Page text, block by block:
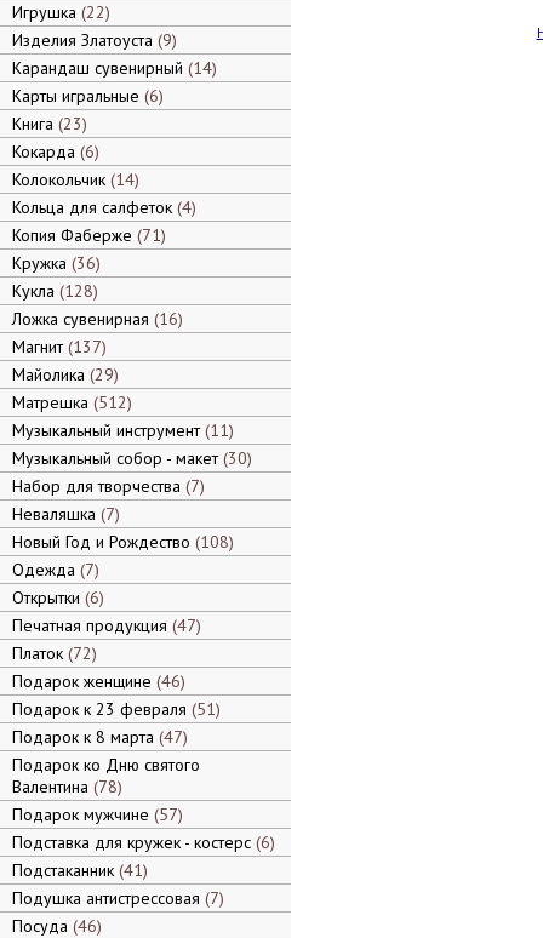
Игрушка 22
Изделия Златоуста 9
Карандаш сувенирный 14
Карты игральные 6
Книга 23
Кокарда 6
Колокольчик 14
Кольца для салфеток 4
Копия Фаберже 71
Кружка 36
Кукла 128
Ложка сувенирная 16
Магнит 137
Майолика 29
Матрешка 512
Музыкальный инструмент 11
Музыкальный собор - макет 30
Набор для творчества 7
Неваляшка 7
Новый Год и Рождество 108
Одежда 7
Открытки 6
Печатная продукция 47
Платок 72
Подарок женщине 46
Подарок к 23 февраля 51
Подарок к 8 марта 47
Подарок ко Дню святого
Валентина 78
Подарок мужчине 57
Подставка для кружек - костерс 6
Подстаканник 41
Подушка антистрессовая 7
Посуда 46